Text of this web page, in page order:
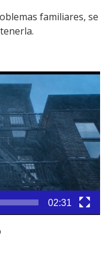
familiares, se
02:31